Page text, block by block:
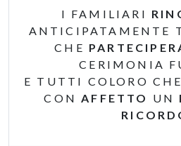
I FAMILIARI
ANTICIPATAMENTE
CHE
CERIMONIA
E TUTTI COLORO CHE
CONAFFETTO UN